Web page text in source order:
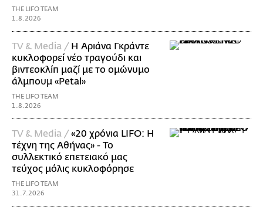
THE LIFO TEAM
1.8.2026
TV & Media / Η Αριάνα Γκράντε
κυκλοφορεί νέο τραγούδι και
βιντεοκλίπ μαζί με το ομώνυμο
άλμπουμ «Petal»
THE LIFO TEAM
1.8.2026
TV & Media /«20 χρόνια LIFO: Η
τέχνη της Αθήνας» - Το
συλλεκτικό επετειακό μας
τεύχος μόλις κυκλοφόρησε
THE LIFO TEAM
31.7.2026